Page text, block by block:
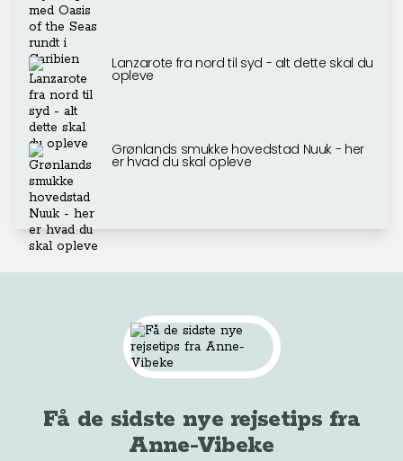
Lanzarote fra nord til syd - alt dette skal du
opleve
Grønlands smukke hovedstad Nuuk - her
er hvad du skal opleve
Få de sidste nye rejsetips fra
Anne-Vibeke